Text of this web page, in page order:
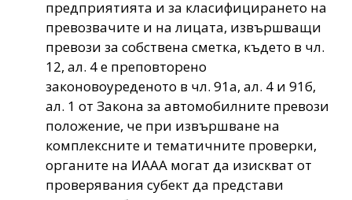
предприятията и за класифицирането на
превозвачите и на лицата, извършващи
превози за собствена сметка, където в чл.
12, ал. 4 е преповторено
законовоуреденото в чл. 91а, ал. 4 и 91б,
ал. 1 от Закона за автомобилните превози
положение, че при извършване на
комплексните и тематичните проверки,
органите на ИААА могат да изискват от
проверявания субект да представи